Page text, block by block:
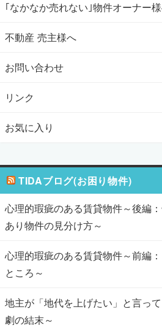
｢なかなか売れない｣物件オーナー
不動産 売主様へ
お問い合わせ
リンク
お気に入り
TIDAブログ(お困り物件)
心理的瑕疵のある賃貸物件～後編
あり物件の見分け方～
心理的瑕疵のある賃貸物件～前編
ところ～
地主が「地代を上げたい」と言っ
劇の結末～